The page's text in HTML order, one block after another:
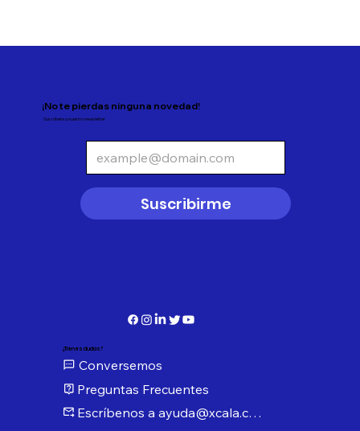
¿Tienes dudas?
Conversemos
Preguntas Frecuentes
Escríbenos a ayuda@xcala.com
¡No te pierdas ninguna novedad!
Suscríbete a nuestro newsletter
Suscribirme